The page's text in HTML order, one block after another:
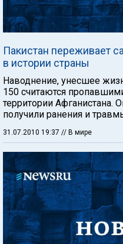
Пакистан переживает
в истории страны
Наводнение, унесшее
150 считаются
территории Афганистана.
получили ранения и
31.07.2010 19:37 // В мире